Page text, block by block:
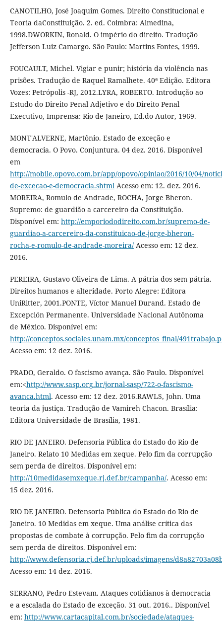
CANOTILHO, José Joaquim Gomes. Direito Constitucional e
Teoria daConstituição. 2. ed. Coimbra: Almedina,
1998.DWORKIN, Ronald. O império do direito. Tradução
Jefferson Luiz Camargo. São Paulo: Martins Fontes, 1999.
FOUCAULT, Michel. Vigiar e punir; história da violência nas
prisões. Tradução de Raquel Ramalhete. 40ª Edição. Editora
Vozes: Petrópolis -RJ, 2012.LYRA, ROBERTO. Introdução ao
Estudo do Direito Penal Adjetivo e do Direito Penal
Executivo, Imprensa: Rio de Janeiro, Ed.do Autor, 1969.
MONT'ALVERNE, Martônio. Estado de exceção e
democracia. O Povo. Conjuntura. 04 dez. 2016. Disponível
em
http://mobile.opovo.com.br/app/opovo/opiniao/2016/10/04/
de-excecao-e-democracia.shtml Acesso em: 12. dez. 2016.
MOREIRA, Romulo de Andrade, ROCHA, Jorge Bheron.
Supremo: de guardião a carcereiro da Constituição.
Disponível em: http://emporiododireito.com.br/supremo-de-
guardiao-a-carcereiro-da-constituicao-de-jorge-bheron-
rocha-e-romulo-de-andrade-moreira/Acesso em: 12 dez.
2016.
PEREIRA, Gustavo Oliveira de Lima. A pátria dos sem pátria.
Direitos humanos e alteridade. Porto Alegre: Editora
UniRitter, 2001.PONTE, Víctor Manuel Durand. Estado de
Excepción Permanente. Universidade Nacional Autônoma
de México. Disponível em:
http://conceptos.sociales.unam.mx/conceptos_final/
Acesso em: 12 dez. 2016.
PRADO, Geraldo. O fascismo avança. São Paulo. Disponível
em:<http://www.sasp.org.br/jornal-sasp/722-o-fascismo-
avanca.html. Acesso em: 12 dez. 2016.RAWLS, John. Uma
teoria da justiça. Tradução de Vamireh Chacon. Brasília:
Editora Universidade de Brasília, 1981.
RIO DE JANEIRO. Defensoria Pública do Estado do Rio de
Janeiro. Relato 10 Medidas em xeque. Pelo fim da corrupção
sem perda de direitos. Disponível em:
http://10medidasemxeque.rj.def.br/campanha/. Acesso em:
15 dez. 2016.
RIO DE JANEIRO. Defensoria Pública do Estado do Rio de
Janeiro. 10 Medidas em xeque. Uma análise crítica das
propostas de combate à corrupção. Pelo fim da corrupção
sem perda de direitos. Disponível em:
http://www.defensoria.rj.def.br/uploads/imagens/
Acesso em: 14 dez. 2016.
SERRANO, Pedro Estevam. Ataques cotidianos à democracia
e a escalada do Estado de exceção. 31 out. 2016.. Disponível
em: http://www.cartacapital.com.br/sociedade/ataques-